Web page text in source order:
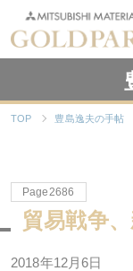
TOP 豊島逸夫の手帖
Page2686
貿易戦争
2018年12月6日